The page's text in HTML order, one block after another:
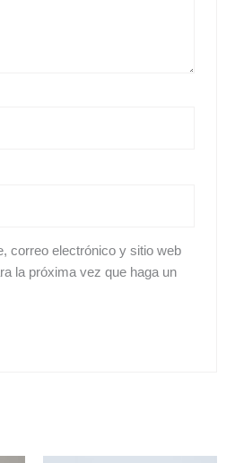
correo electrónico y sitio web
la próxima vez que haga un